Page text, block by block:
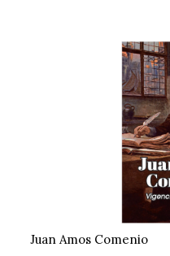
Juan Amos Comenio